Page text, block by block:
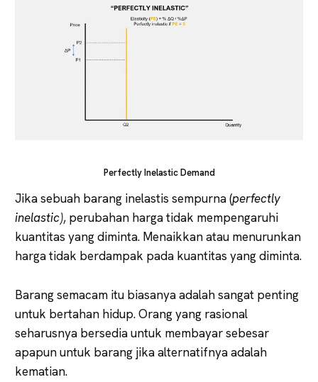
Perfectly Inelastic Demand
Jika sebuah barang inelastis sempurna (perfectly
inelastic), perubahan harga tidak mempengaruhi
kuantitas yang diminta. Menaikkan atau menurunkan
harga tidak berdampak pada kuantitas yang diminta.
Barang semacam itu biasanya adalah sangat penting
untuk bertahan hidup. Orang yang rasional
seharusnya bersedia untuk membayar sebesar
apapun untuk barang jika alternatifnya adalah
kematian.